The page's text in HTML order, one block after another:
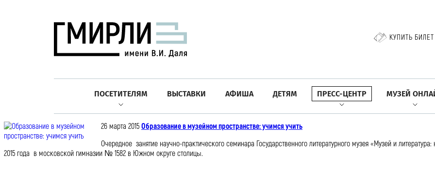
КУПИТЬ БИЛЕТ
ПОСЕТИТЕЛЯМ ВЫСТАВКИ АФИША ДЕТЯМ ПРЕСС-ЦЕНТР МУЗЕЙ
26 марта 2015 Образование в музейном пространстве: учимся учить
Очередное занятие научно-практического семинара Государственного литературного музея «Музей и
2015 года в московской гимназии № 1582 в Южном округе столицы.